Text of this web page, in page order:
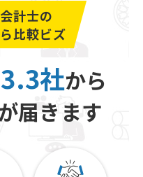
計士の
比較ビズ
社から
届きます